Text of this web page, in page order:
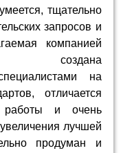
тщательно
запросов и
компанией
создана
на
отличается
работы и очень
лучшей
продуман и